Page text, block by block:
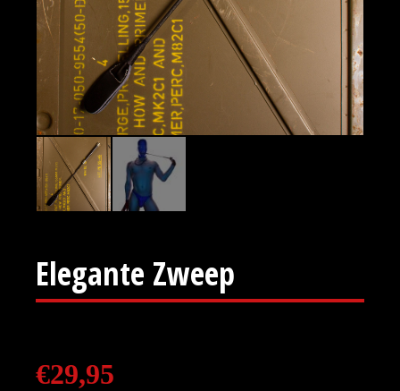
Elegante Zweep
€29,95